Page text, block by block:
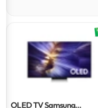
OLED TV Samsung